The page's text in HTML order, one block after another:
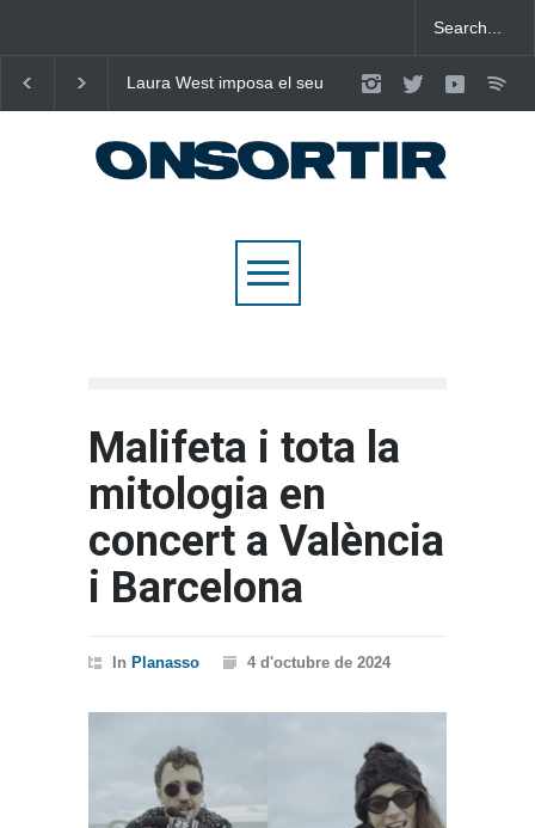
Laura West imposa el seu
pop de “m’enxules”
Poggioli i Meri Prata ens
eleven al cel amb ‘ENTRE
NOSALTRES’
Malifeta i tota la
mitologia en
concert a València
i Barcelona
In Planasso 4 d'octubre de 2024